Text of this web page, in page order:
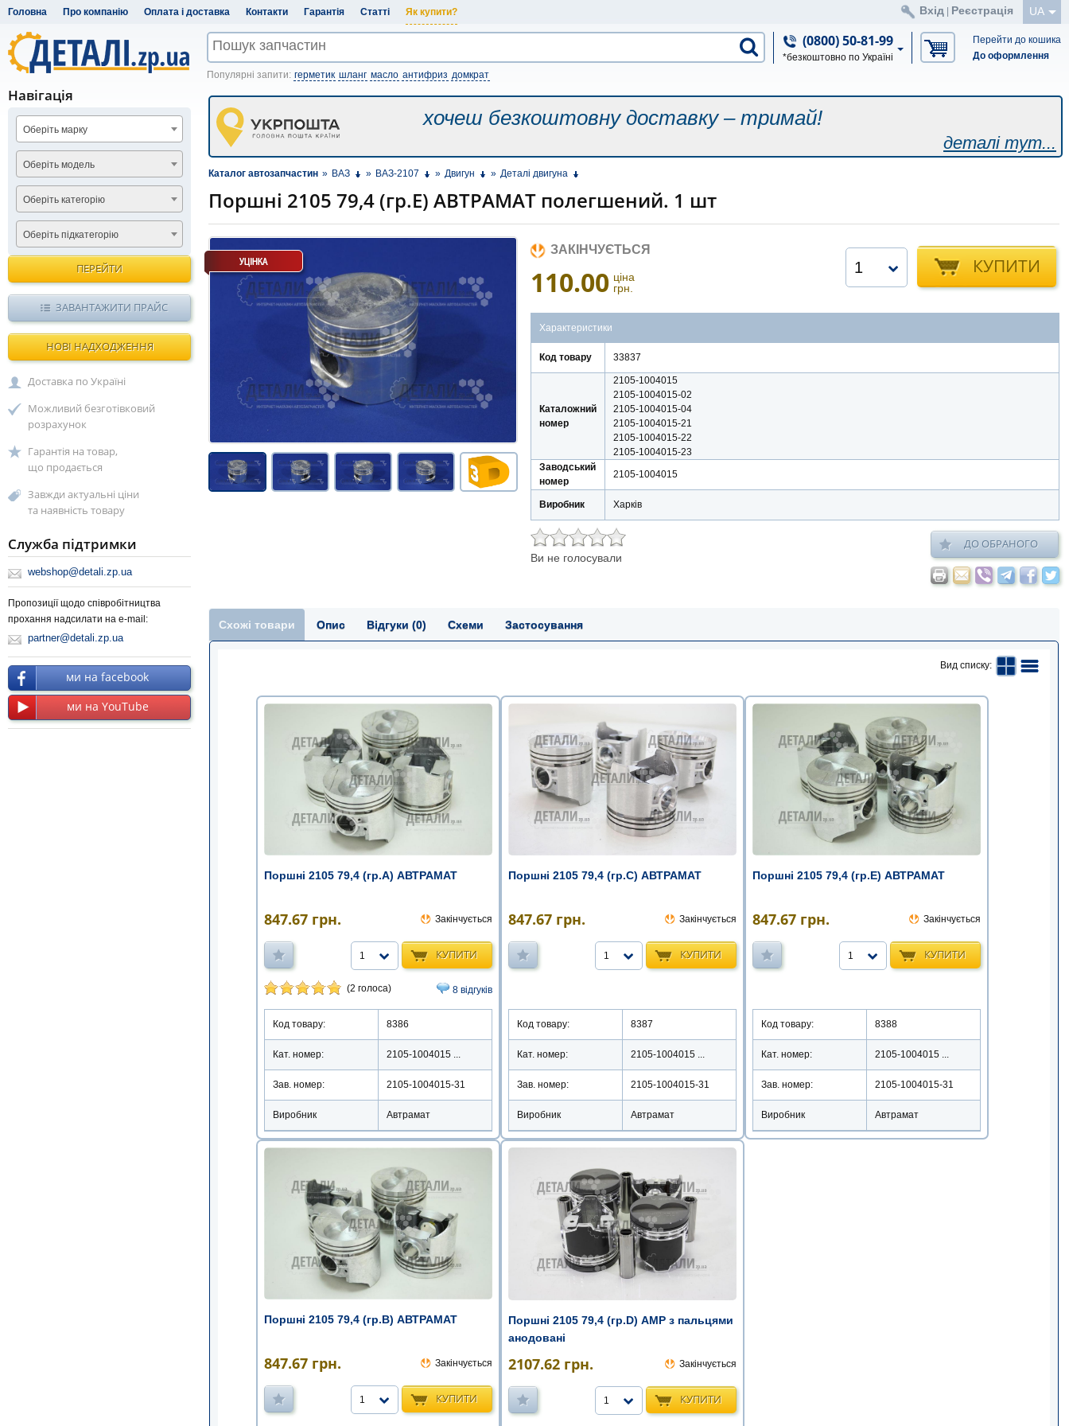
Головна Про компанію Оплата і доставка Контакти Гарантія Статті Як купити? UA
Вхід Реєстрація
(0800) 50-81-99
*безкоштовно по Україні
Перейти до кошика
До оформлення
Популярні запити: герметик шланг масло антифриз домкрат
хочеш безкоштовну доставку – тримай!
деталі тут...
Каталог автозапчастин » ВАЗ » ВАЗ-2107 » Двигун » Деталі двигуна
Поршні 2105 79,4 (гр.E) АВТРАМАТ полегшений. 1 шт
ЗАКІНЧУЄТЬСЯ
110.00 ціна
грн.
КУПИТИ
1
Характеристики
Код товару 33837
Каталожний
номер
2105-1004015
2105-1004015-02
2105-1004015-04
2105-1004015-21
2105-1004015-22
2105-1004015-23
Заводський
номер
2105-1004015
Виробник Харків
Ви не голосували
ДО ОБРАНОГО
Схожі товари Опис Відгуки (0) Схеми Застосування
Вид списку:
Поршні 2105 79,4 (гр.A) АВТРАМАТ
847.67 грн. Закінчується
КУПИТИ
1
(2 голоса) 8 відгуків
Код товару: 8386
Кат. номер: 2105-1004015 ...
Зав. номер: 2105-1004015-31
Виробник Автрамат
Поршні 2105 79,4 (гр.C) АВТРАМАТ
847.67 грн. Закінчується
КУПИТИ
1
Код товару: 8387
Кат. номер: 2105-1004015 ...
Зав. номер: 2105-1004015-31
Виробник Автрамат
Поршні 2105 79,4 (гр.E) АВТРАМАТ
847.67 грн. Закінчується
КУПИТИ
1
Код товару: 8388
Кат. номер: 2105-1004015 ...
Зав. номер: 2105-1004015-31
Виробник Автрамат
Поршні 2105 79,4 (гр.B) АВТРАМАТ
847.67 грн. Закінчується
КУПИТИ
1
Поршні 2105 79,4 (гр.D) AMP з пальцями
анодовані
2107.62 грн. Закінчується
КУПИТИ
1
Навігація
Оберіть марку
Оберіть модель
Оберіть категорію
Оберіть підкатегорію
ПЕРЕЙТИ
ЗАВАНТАЖИТИ ПРАЙС
НОВІ НАДХОДЖЕННЯ
Доставка по Україні
Можливий безготівковий
розрахунок
Гарантія на товар,
що продається
Завжди актуальні ціни
та наявність товару
Служба підтримки
webshop@detali.zp.ua
Пропозиції щодо співробітництва
прохання надсилати на e-mail:
partner@detali.zp.ua
ми на facebook
ми на YouTube